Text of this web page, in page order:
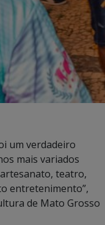
um verdadeiro
mais variados
teatro,
entretenimento”,
de Mato Grosso